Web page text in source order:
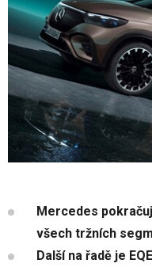
Mercedes
všech tržních
Další na řadě je